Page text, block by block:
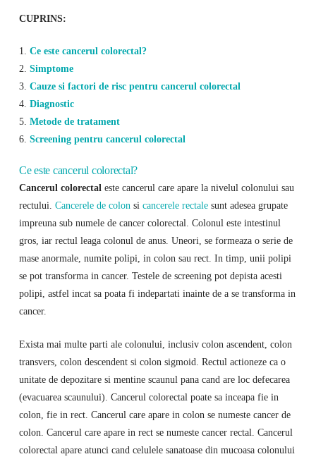
CUPRINS:
1. Ce este cancerul colorectal?
2. Simptome
3. Cauze si factori de risc pentru cancerul colorectal
4. Diagnostic
5. Metode de tratament
6. Screening pentru cancerul colorectal
Ce este cancerul colorectal?
Cancerul colorectal este cancerul care apare la nivelul colonului sau
rectului. Cancerele de colon si cancerele rectalesunt adesea grupate
impreuna sub numele de cancer colorectal. Colonul este intestinul
gros, iar rectul leaga colonul de anus. Uneori, se formeaza o serie de
mase anormale, numite polipi, in colon sau rect. In timp, unii polipi
se pot transforma in cancer. Testele de screening pot depista acesti
polipi, astfel incat sa poata fi indepartati inainte de a se transforma in
cancer.
Exista mai multe parti ale colonului, inclusiv colon ascendent, colon
transvers, colon descendent si colon sigmoid. Rectul actioneze ca o
unitate de depozitare si mentine scaunul pana cand are loc defecarea
(evacuarea scaunului). Cancerul colorectal poate sa inceapa fie in
colon, fie in rect. Cancerul care apare in colon se numeste cancer de
colon. Cancerul care apare in rect se numeste cancer rectal. Cancerul
colorectal apare atunci cand celulele sanatoase din mucoasa colonului